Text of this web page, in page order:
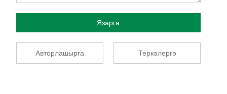
Язарга
Авторлашырга Теркәлергә